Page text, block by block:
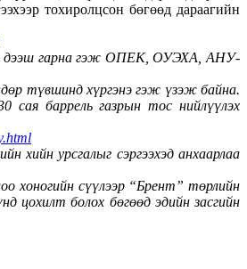
тохиролцсон бөгөөд дараагийн
дээш гарна гэж ОПЕК, ОУЭХА, АНУ-
түвшинд хүргэнэ гэж үзэж байна.
баррель газрын тос нийлүүлэх
хийн урсгалыг сэргээхэд анхаарлаа
хоногийн сүүлээр “Брент” төрлийн
цохилт болох бөгөөд эдийн засгийн